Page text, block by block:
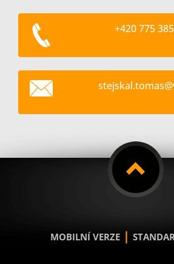
+420 775
stejskal
MOBILNÍ VERZE |